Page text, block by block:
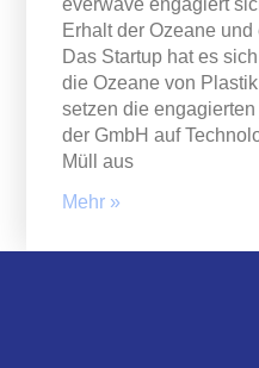
everwave engagiert
Erhalt der Ozeane
Das Startup hat es
die Ozeane von
setzen die
der GmbH auf
Müll aus
Mehr »